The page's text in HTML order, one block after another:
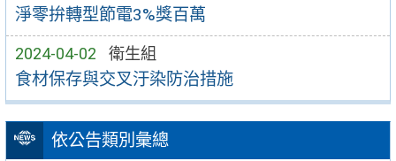
淨零拚轉型節電3%獎百萬
2024-04-02 衛生組
食材保存與交叉汙染防治措施
依公告類別彙總